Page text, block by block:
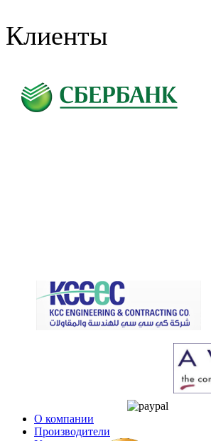
Клиенты
О компании
Производители